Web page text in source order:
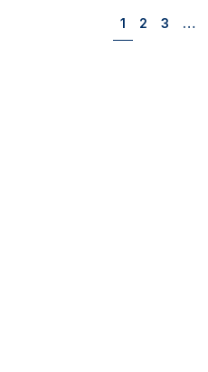
Página
1 Página
2 Página
3 …